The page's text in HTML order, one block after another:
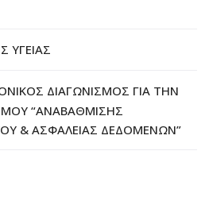
ΥΓΕΙΑΣ
ΔΙΑΓΩΝΙΣΜΟΣ ΓΙΑ ΤΗΝ
“ΑΝΑΒΑΘΜΙΣΗΣ
& ΑΣΦΑΛΕΙΑΣ ΔΕΔΟΜΕΝΩΝ”